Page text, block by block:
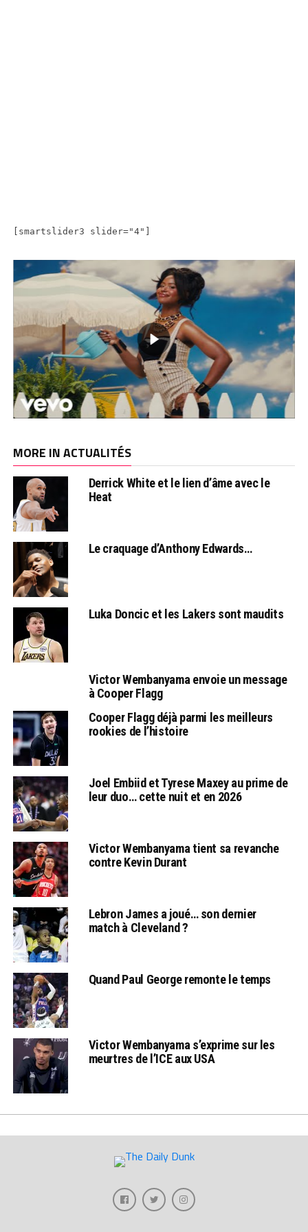
[smartslider3 slider="4"]
MORE IN ACTUALITÉS
Derrick White et le lien d’âme avec le
Heat
Le craquage d’Anthony Edwards…
Luka Doncic et les Lakers sont maudits
Victor Wembanyama envoie un message
à Cooper Flagg
Cooper Flagg déjà parmi les meilleurs
rookies de l’histoire
Joel Embiid et Tyrese Maxey au prime de
leur duo… cette nuit et en 2026
Victor Wembanyama tient sa revanche
contre Kevin Durant
Lebron James a joué… son dernier
match à Cleveland ?
Quand Paul George remonte le temps
Victor Wembanyama s’exprime sur les
meurtres de l’ICE aux USA